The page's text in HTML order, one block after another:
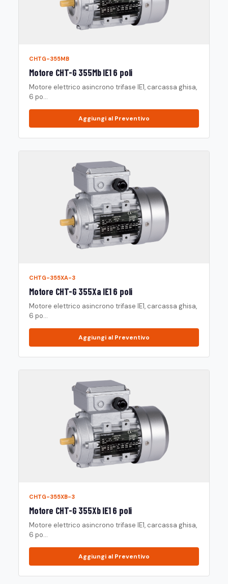
CHTG-355MB
Motore CHT-G 355Mb IE1 6 poli
Motore elettrico asincrono trifase IE1, carcassa ghisa,
6 po...
Aggiungi al Preventivo
CHTG-355XA-3
Motore CHT-G 355Xa IE1 6 poli
Motore elettrico asincrono trifase IE1, carcassa ghisa,
6 po...
Aggiungi al Preventivo
CHTG-355XB-3
Motore CHT-G 355Xb IE1 6 poli
Motore elettrico asincrono trifase IE1, carcassa ghisa,
6 po...
Aggiungi al Preventivo